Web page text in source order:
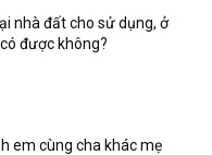
nhà đất cho sử dụng, ở
được không?
em cùng cha khác mẹ